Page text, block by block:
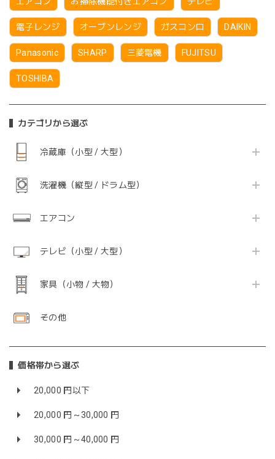
電子レンジ オーブンレンジ ガスコンロ DAIKIN
Panasonic SHARP 三菱電機 FUJITSU
TOSHIBA
カテゴリから選ぶ
冷蔵庫（小型 / 大型）
洗濯機（縦型 / ドラム型）
エアコン
テレビ（小型 / 大型）
家具（小物 / 大物）
その他
価格帯から選ぶ
20,000 円以下
20,000 円～30,000 円
30,000 円～40,000 円